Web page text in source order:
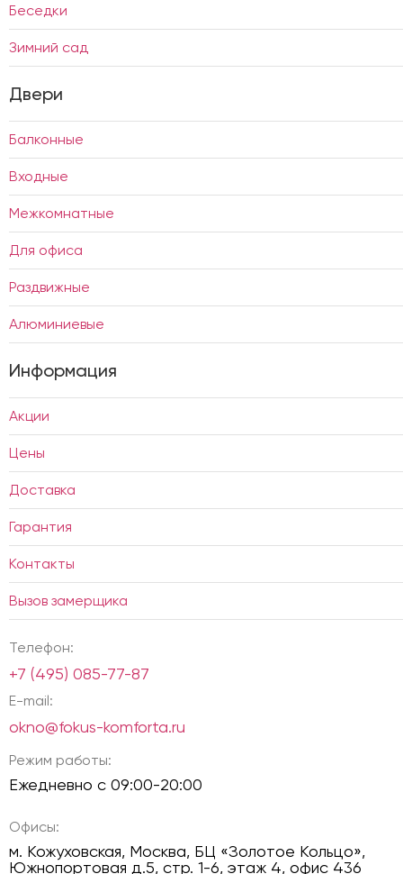
Беседки
Зимний сад
Двери
Балконные
Входные
Межкомнатные
Для офиса
Раздвижные
Алюминиевые
Информация
Акции
Цены
Доставка
Гарантия
Контакты
Вызов замерщика
Телефон:
+7 (495) 085-77-87
E-mail:
okno@fokus-komforta.ru
Режим работы:
Ежедневно с 09:00-20:00
Офисы:
м. Кожуховская, Москва, БЦ «Золотое Кольцо»,
Южнопортовая д.5, стр. 1-6, этаж 4, офис 436